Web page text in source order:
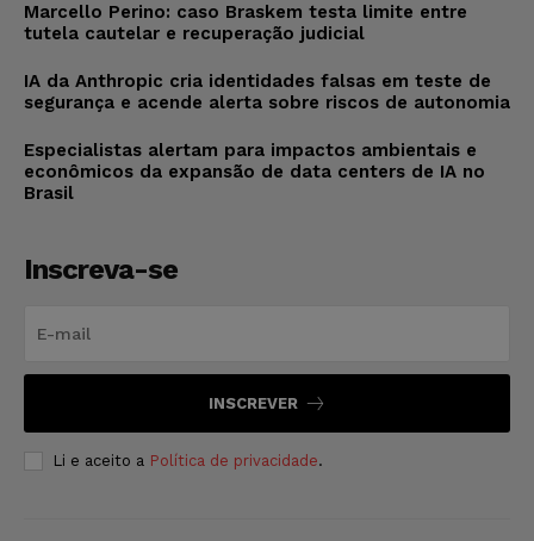
Marcello Perino: caso Braskem testa limite entre
tutela cautelar e recuperação judicial
IA da Anthropic cria identidades falsas em teste de
segurança e acende alerta sobre riscos de autonomia
Especialistas alertam para impactos ambientais e
econômicos da expansão de data centers de IA no
Brasil
Inscreva-se
INSCREVER
Li e aceito a Política de privacidade.